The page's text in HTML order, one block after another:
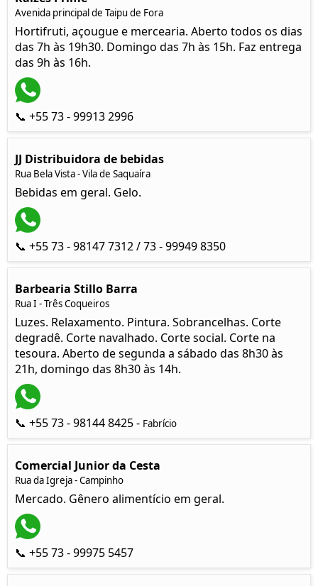
Avenida principal de Taipu de Fora
Hortifruti, açougue e mercearia. Aberto todos os dias
das 7h às 19h30. Domingo das 7h às 15h. Faz entrega
das 9h às 16h.
📞 +55 73 - 99913 2996
JJ Distribuidora de bebidas
Rua Bela Vista - Vila de Saquaíra
Bebidas em geral. Gelo.
📞 +55 73 - 98147 7312 / 73 - 99949 8350
Barbearia Stillo Barra
Rua I - Três Coqueiros
Luzes. Relaxamento. Pintura. Sobrancelhas. Corte
degradê. Corte navalhado. Corte social. Corte na
tesoura. Aberto de segunda a sábado das 8h30 às
21h, domingo das 8h30 às 14h.
📞 +55 73 - 98144 8425 - Fabrício
Comercial Junior da Cesta
Rua da Igreja - Campinho
Mercado. Gênero alimentício em geral.
📞 +55 73 - 99975 5457